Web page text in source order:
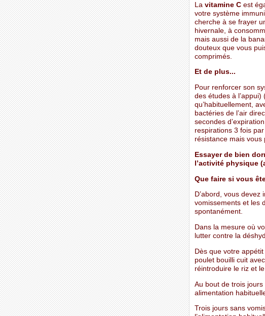
La vitamine Cest
votre système
cherche à se frayer
hivernale, à
mais aussi de la
douteux que vous
comprimés.
Et de plus...
Pour renforcer son
des études à
qu’habituellement,
bactéries de l’air
secondes
respirations 3 fois
résistance mais
Essayer de bien
l’activité physique
Que faire si vous
D’abord, vous
vomissements et les
spontanément.
Dans la mesure où
lutter contre la
Dès que votre
poulet bouilli cuit
réintroduire le riz et le
Au bout de trois
alimentation
Trois jours sans